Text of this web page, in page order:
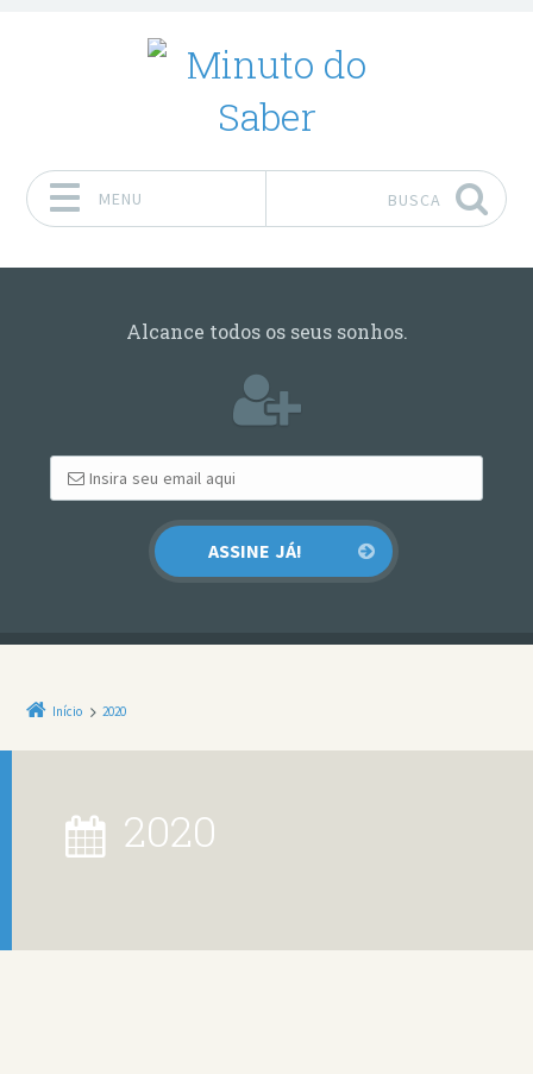
MENU BUSCA
Alcance todos os seus sonhos.
Início 2020
2020